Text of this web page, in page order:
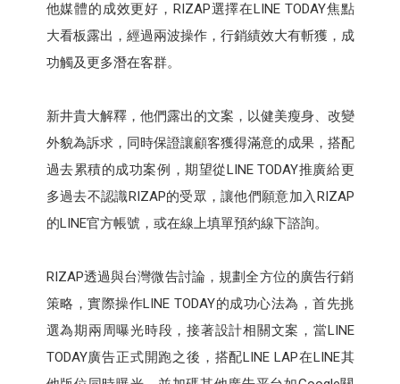
他媒體的成效更好，RIZAP選擇在LINE TODAY焦點
大看板露出，經過兩波操作，行銷績效大有斬獲，成
功觸及更多潛在客群。
新井貴大解釋，他們露出的文案，以健美瘦身、改變
外貌為訴求，同時保證讓顧客獲得滿意的成果，搭配
過去累積的成功案例，期望從LINE TODAY推廣給更
多過去不認識RIZAP的受眾，讓他們願意加入RIZAP
的LINE官方帳號，或在線上填單預約線下諮詢。
RIZAP透過與台灣微告討論，規劃全方位的廣告行銷
策略，實際操作LINE TODAY的成功心法為，首先挑
選為期兩周曝光時段，接著設計相關文案，當LINE
TODAY廣告正式開跑之後，搭配LINE LAP在LINE其